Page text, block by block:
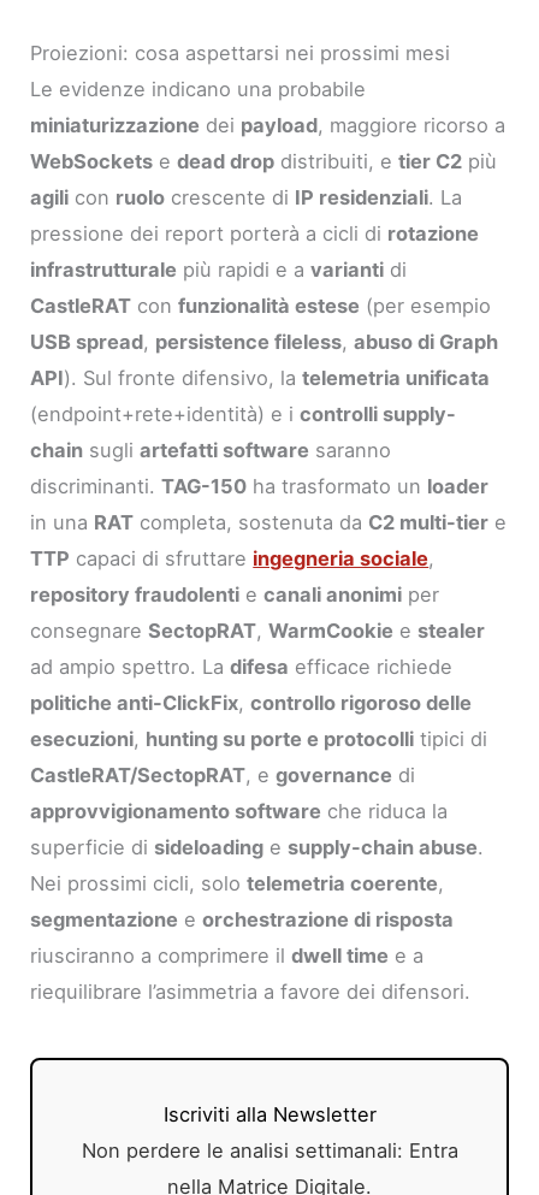
Proiezioni: cosa aspettarsi nei prossimi mesi
Le evidenze indicano una probabile
miniaturizzazione dei payload, maggiore ricorso a
WebSockets edead drop distribuiti, etier C2 più
agili con ruolo crescente di IP residenziali. La
pressione dei report porterà a cicli di rotazione
infrastrutturale più rapidi e avarianti di
CastleRAT confunzionalità estese (per esempio
USB spread, persistence fileless,abuso di Graph
API). Sul fronte difensivo, latelemetria unificata
(endpoint+rete+identità) e icontrolli supply-
chain sugliartefatti software saranno
discriminanti.TAG-150 ha trasformato un loader
in una RAT completa, sostenuta da C2 multi-tier e
TTP capaci di sfruttare ingegneria sociale,
repository fraudolenti ecanali anonimi per
consegnareSectopRAT,WarmCookie e stealer
ad ampio spettro. Ladifesa efficace richiede
politiche anti-ClickFix,controllo rigoroso delle
esecuzioni, hunting su porte e protocolli tipici di
CastleRAT/SectopRAT, egovernance di
approvvigionamento software che riduca la
superficie di sideloading e supply-chain abuse.
Nei prossimi cicli, solotelemetria coerente,
segmentazione eorchestrazione di risposta
riusciranno a comprimere ildwell time e a
riequilibrare l’asimmetria a favore dei difensori.
Iscriviti alla Newsletter
Non perdere le analisi settimanali: Entra
nella Matrice Digitale.